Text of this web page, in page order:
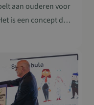
aan ouderen voor
is een concept dat
en toont hoe
is duidelijk.